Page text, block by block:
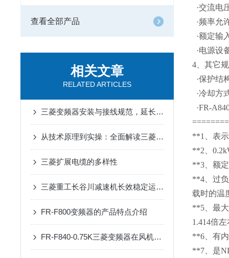
查看全部产品
相关文章
RELATED ARTICLES
三菱变频器安装与接线规范，延长设备寿命要点
从技术原理到实操：全面解读三菱伺服驱动器的性能优势
三菱扩展电缆的多样性
三菱重工长谷川减速机长效稳定运行在自动化输送设备中的应用
FR-F800变频器的产品特点介绍
FR-F840-0.75K三菱变频器在风机水泵中的节能实测分析
·交流电
·频率允
·额定输
·电源设
4、其它
·保护结
·冷却方
·FR-
**1、表
**2、
**3、额
**4、过
载时的温
**5、最
1.414倍
**6、有
**7、是